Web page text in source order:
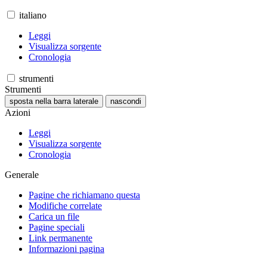
italiano
Leggi
Visualizza sorgente
Cronologia
strumenti
Strumenti
sposta nella barra laterale nascondi
Azioni
Leggi
Visualizza sorgente
Cronologia
Generale
Pagine che richiamano questa
Modifiche correlate
Carica un file
Pagine speciali
Link permanente
Informazioni pagina